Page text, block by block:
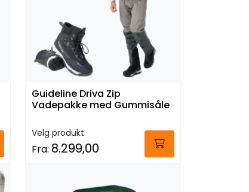
Guideline Driva Zip
Vadepakke med Gummisåle
Velg produkt
Fra: 8.299,00